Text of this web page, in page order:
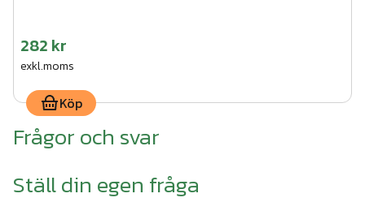
282 kr
exkl.moms
Köp
Frågor och svar
Ställ din egen fråga